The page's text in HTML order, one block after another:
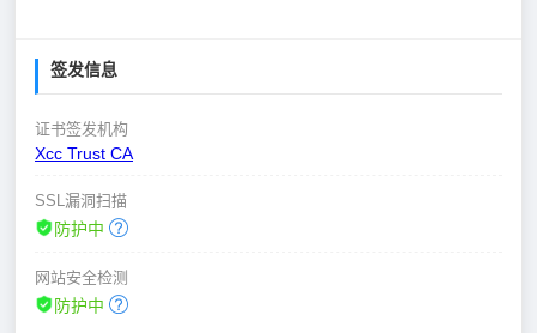
签发信息
证书签发机构
Xcc Trust CA
SSL漏洞扫描
防护中
网站安全检测
防护中